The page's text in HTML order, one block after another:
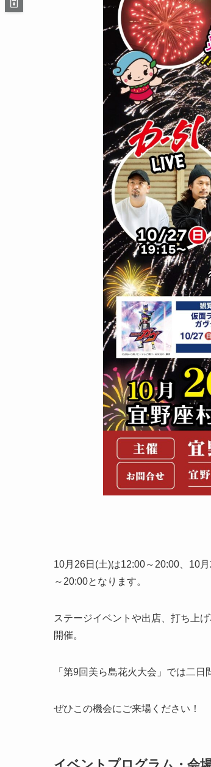
10月26日(土)は12:00～20:00、10
～20:00となります。
ステージイベントや出店、打ち上
開催。
「第9回美ら島花火大会」では二
ぜひこの機会にご来場ください！